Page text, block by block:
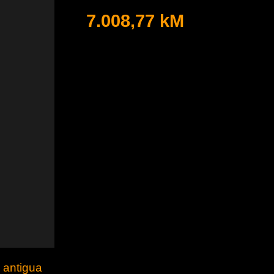
antigua
7.008,77 kM